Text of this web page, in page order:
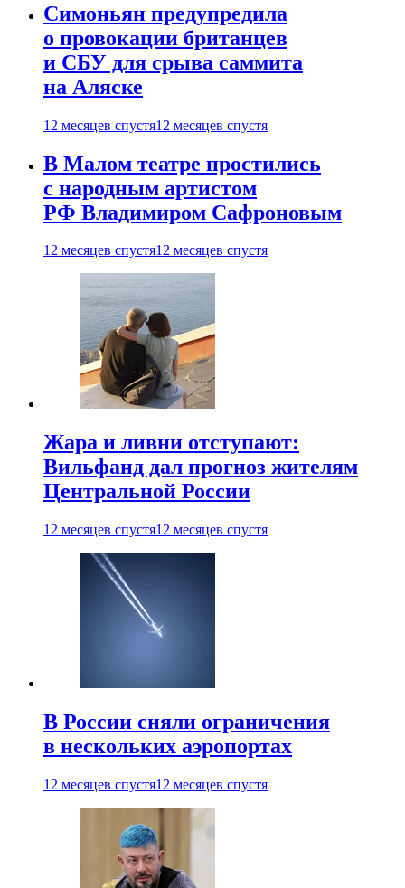
Симоньян предупредила
о провокации британцев
и СБУ для срыва саммита
на Аляске
12 месяцев спустя12 месяцев спустя
В Малом театре простились
с народным артистом
РФ Владимиром Сафроновым
12 месяцев спустя12 месяцев спустя
Жара и ливни отступают:
Вильфанд дал прогноз жителям
Центральной России
12 месяцев спустя12 месяцев спустя
В России сняли ограничения
в нескольких аэропортах
12 месяцев спустя12 месяцев спустя